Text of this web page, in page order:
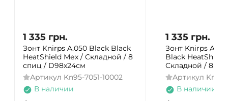
1 335 грн.
Зонт Knirps A.050 Black Black
HeatShield Мех / Складной / 8
спиц / D98x24см
Артикул Kn95-7051-10002
В наличии
1 335 грн.
Зонт Knirps
Black
Складной / 8
Артикул
В наличии